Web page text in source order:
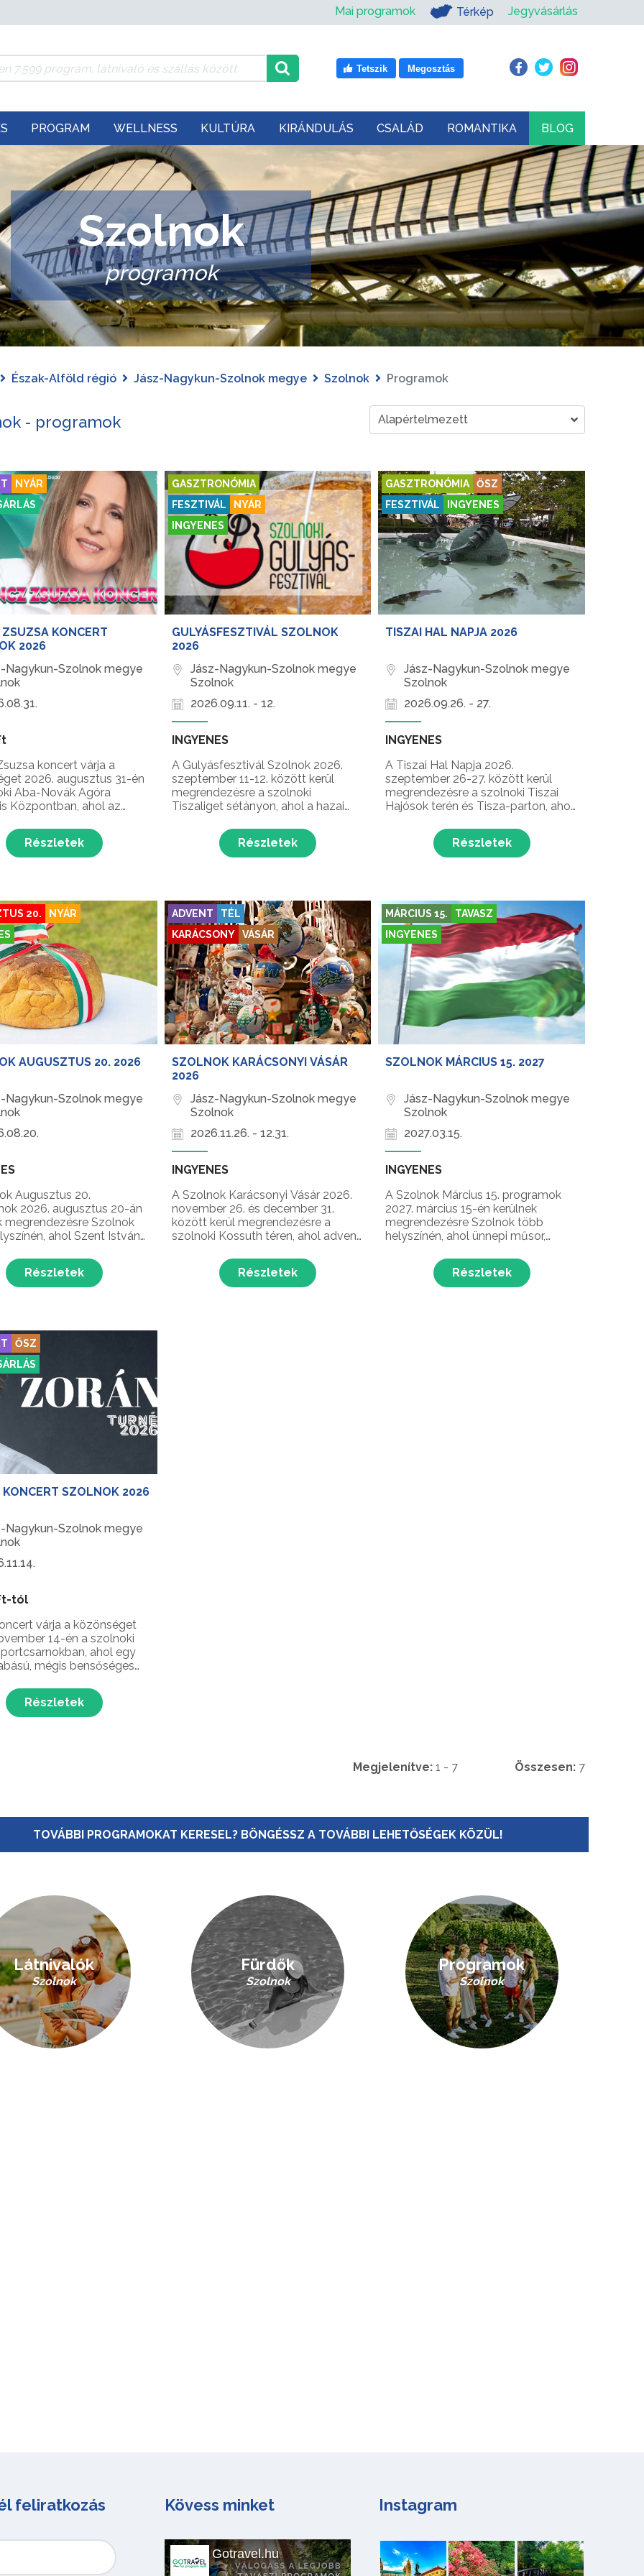
Mai programok Térkép Jegyvásárlás
Tetszik Megosztás
PROGRAM WELLNESS KULTÚRA KIRÁNDULÁS CSALÁD ROMANTIKA BLOG
Szolnok
programok
Észak-Alföld régió Jász-Nagykun-Szolnok megye Szolnok Programok
- programok
NYÁR
KONCERT
2026
Nagykun-Szolnok megye
koncert várja a
2026. augusztus 31-én
Aba-Novák Agóra
Központban, ahol az
látványvilág tökéletes
biztosít az érzelmes, mély
szerzeményeknek. A
Részletek
GASZTRONÓMIA
FESZTIVÁL
NYÁR
INGYENES
GULYÁSFESZTIVÁL SZOLNOK
2026
Jász-Nagykun-Szolnok megye
Szolnok
2026.09.11. - 12.
INGYENES
A Gulyásfesztivál Szolnok 2026.
szeptember 11-12. között kerül
megrendezésre a szolnoki
Tiszaliget sétányon, ahol a hazai
a gulyást ünneplik Szolnok egyik
legnépszerűbb gasztronómiai és
kulturális eseményén! A
Részletek
GASZTRONÓMIA
ŐSZ
FESZTIVÁL
INGYENES
TISZAI HAL NAPJA 2026
Jász-Nagykun-Szolnok megye
Szolnok
2026.09.26. - 27.
INGYENES
A Tiszai Hal Napja 2026.
szeptember 26-27. között kerül
megrendezésre a szolnoki Tiszai
Hajósok terén és Tisza-parton, ahol
gyermekprogramok, halsimogató
és haltelepítés, élőzene, kóstolók,
bemutatók és halas finomságok
Részletek
20.
NYÁR
AUGUSZTUS 20. 2026
Nagykun-Szolnok megye
Augusztus 20.
2026. augusztus 20-án
megrendezésre Szolnok
ahol Szent István
tűzijáték, fergeteges
és kézműves vásár várja
Szent István király és
Részletek
ADVENT
TÉL
KARÁCSONY
VÁSÁR
SZOLNOK KARÁCSONYI VÁSÁR
2026
Jász-Nagykun-Szolnok megye
Szolnok
2026.11.26. - 12.31.
INGYENES
A Szolnok Karácsonyi Vásár 2026.
november 26. és december 31.
között kerül megrendezésre a
szolnoki Kossuth téren, ahol adventi
karácsonyfája, kézműves termékek,
gyerekprogramok, ünnepi
gasztronómiai ínyencségek és egy
Részletek
MÁRCIUS 15.
TAVASZ
INGYENES
SZOLNOK MÁRCIUS 15. 2027
Jász-Nagykun-Szolnok megye
Szolnok
2027.03.15.
INGYENES
A Szolnok Március 15. programok
2027. március 15-én kerülnek
megrendezésre Szolnok több
helyszínén, ahol ünnepi műsor,
az érdeklődőket az 1848/49-es
forradalom és szabadságharc
évfordulójának alkalmából!
Részletek
ŐSZ
KONCERT SZOLNOK 2026
Nagykun-Szolnok megye
tól
várja a közönséget
14-én a szolnoki
ahol egy
mégis bensőséges
az érdeklődők. Az ikonikus
is új erővel szólalnak
zenésztársak
Részletek
Megjelenítve: 1 - 7 Összesen: 7
TOVÁBBI PROGRAMOKAT KERESEL? BÖNGÉSSZ A TOVÁBBI LEHETŐSÉGEK KÖZÜL!
Látnivalók
Szolnok
Fürdők
Szolnok
Programok
Szolnok
feliratkozás Kövess minket
Gotravel.hu
Instagram